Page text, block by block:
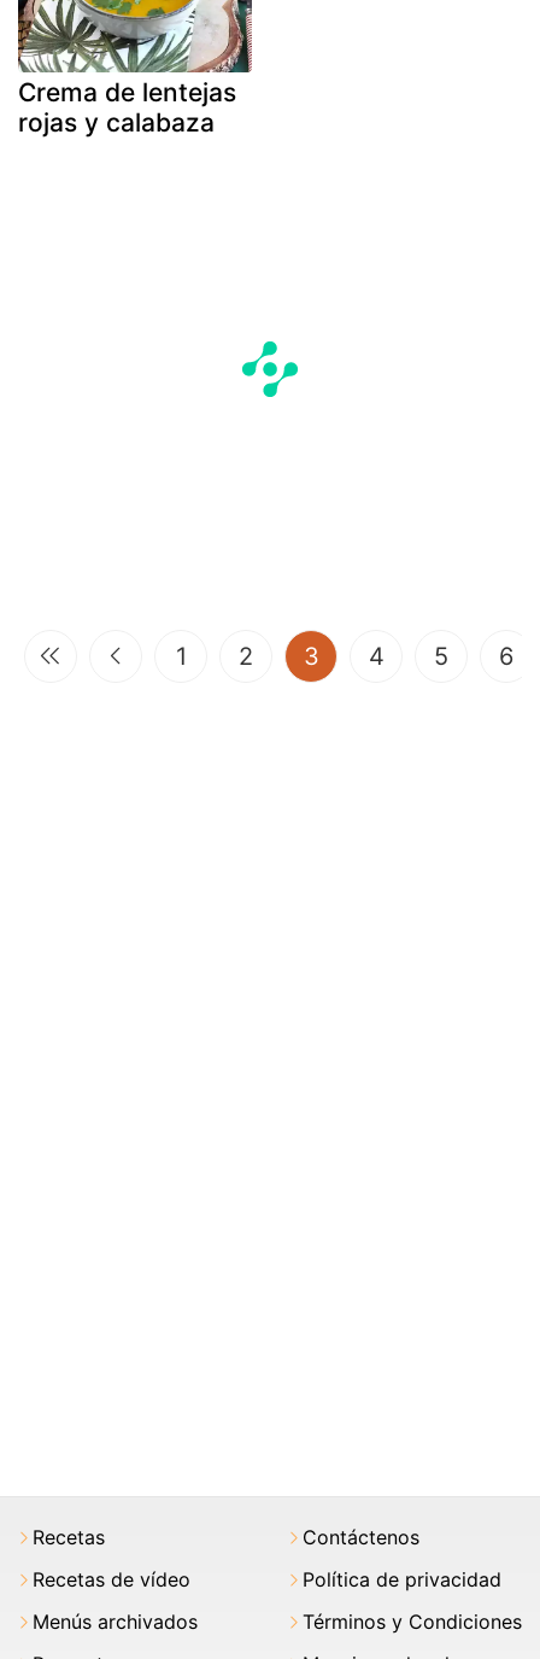
Crema de lentejas
rojas y calabaza
1 2 3(current)
4 5 6
Recetas
Recetas de vídeo
Menús archivados
Contáctenos
Política de privacidad
Términos y Condiciones